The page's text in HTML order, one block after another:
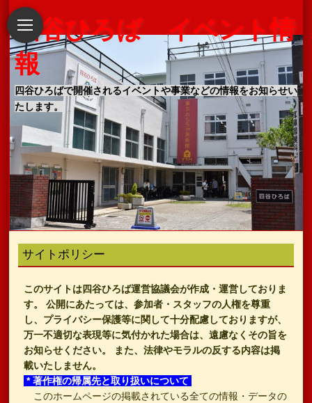
四谷ひろば イベント情
報
四谷ひろばで開催されるイベントや事業などの情報をお知らせい
たします。
サイトポリシー
このサイトは四谷ひろば運営協議会が作成・運営しておりま
す。 公開にあたっては、参加者・スタッフの人権を尊重
し、プライバシー保護等に関して十分配慮しておりますが、
万一不適切な表現等に気付かれた場合は、遠慮なくその旨を
お知らせください。 また、法律やモラルの反する内容は掲
載いたしません。
* 著作権の帰属先と取り扱いについて
このホームページの掲載されている全ての情報・データの